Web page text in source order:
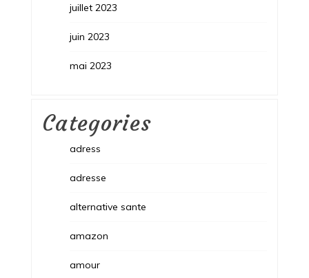
juillet 2023
juin 2023
mai 2023
Categories
adress
adresse
alternative sante
amazon
amour